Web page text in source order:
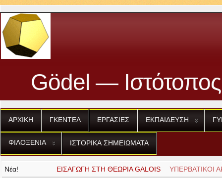
Gödel —
ΑΡΧΙΚΗ ΓΚΕΝΤΕΛ ΕΡΓΑΣΙΕΣ ΕΚΠΑΙΔΕΥΣΗ
ΦΙΛΟΞΕΝΙΑ ΙΣΤΟΡΙΚΑ ΣΗΜΕΙΩΜΑΤΑ
Νέα! ΕΙΣΑΓΩΓΗ ΣΤΗ ΘΕΩΡΙΑ GALOIS
ΥΠΕΡΒΑΤΙΚΟΙ ΑΡΙΘΜΟΙ ΤΟΥ LIOU­VILLE